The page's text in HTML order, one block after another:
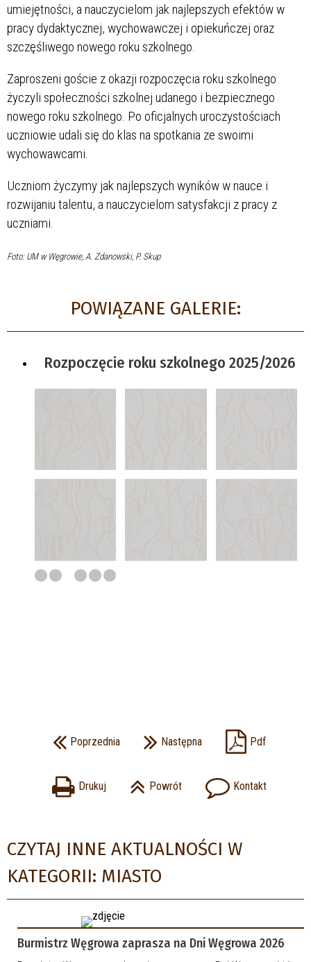
umiejętności, a nauczycielom jak najlepszych efektów w
pracy dydaktycznej, wychowawczej i opiekuńczej oraz
szczęśliwego nowego roku szkolnego.
Zaproszeni goście z okazji rozpoczęcia roku szkolnego
życzyli społeczności szkolnej udanego i bezpiecznego
nowego roku szkolnego. Po oficjalnych uroczystościach
uczniowie udali się do klas na spotkania ze swoimi
wychowawcami.
Uczniom życzymy jak najlepszych wyników w nauce i
rozwijaniu talentu, a nauczycielom satysfakcji z pracy z
uczniami.
Foto: UM w Węgrowie, A. Zdanowski, P. Skup
POWIĄZANE GALERIE:
Rozpoczęcie roku szkolnego 2025/2026
Poprzednia Następna Pdf
Drukuj Powrót Kontakt
CZYTAJ INNE AKTUALNOŚCI W
KATEGORII: MIASTO
Burmistrz Węgrowa zaprasza na Dni Węgrowa 2026